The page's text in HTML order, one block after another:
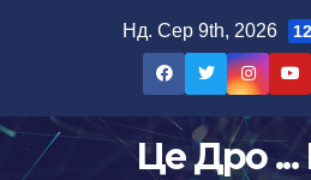
Нд. Сер 9th, 2026
Це Дро ...